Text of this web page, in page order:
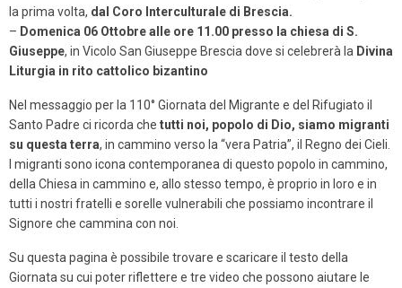
la prima volta, dal Coro Interculturale di Brescia.
– Domenica 06 Ottobre alle ore 11.00 presso la chiesa di S.
Giuseppe, in Vicolo San Giuseppe Brescia dove si celebrerà la Divina
Liturgia in rito cattolico bizantino
Nel messaggio per la 110° Giornata del Migrante e del Rifugiato il
Santo Padre ci ricorda che tutti noi, popolo di Dio, siamo migranti
su questa terra, in cammino verso la “vera Patria”, il Regno dei Cieli.
I migranti sono icona contemporanea di questo popolo in cammino,
della Chiesa in cammino e, allo stesso tempo, è proprio in loro e in
tutti i nostri fratelli e sorelle vulnerabili che possiamo incontrare il
Signore che cammina con noi.
Su questa pagina è possibile trovare e scaricare il testo della
Giornata su cui poter riflettere e tre video che possono aiutare le